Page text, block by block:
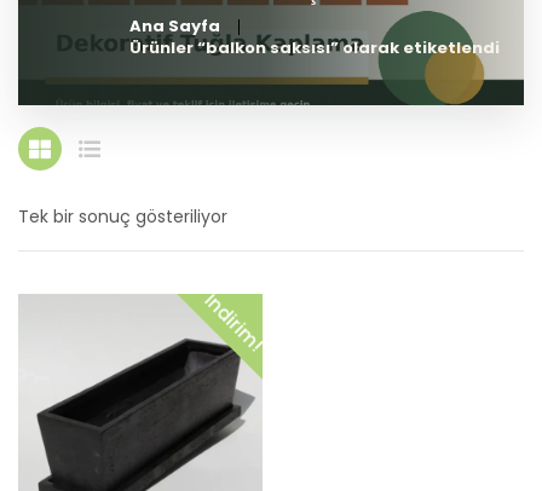
Ana Sayfa
Ürünler “balkon saksısı” olarak etiketlendi
Tek bir sonuç gösteriliyor
İndirim!